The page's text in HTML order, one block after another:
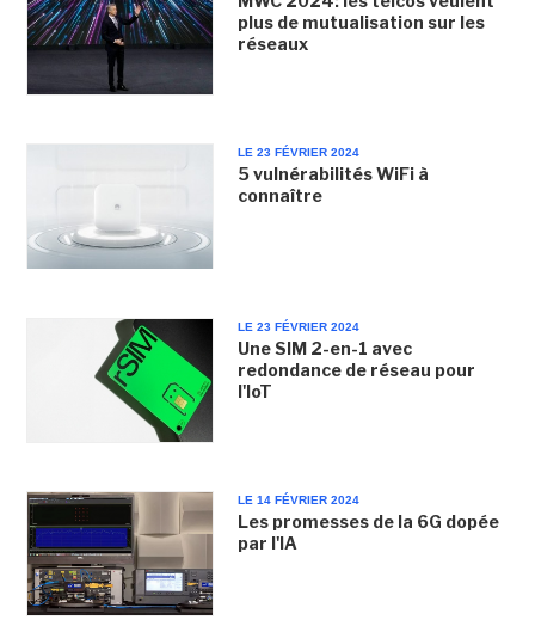
plus de mutualisation sur les
réseaux
LE 23 FÉVRIER 2024
5 vulnérabilités WiFi à
connaître
LE 23 FÉVRIER 2024
Une SIM 2-en-1 avec
redondance de réseau pour
l'IoT
LE 14 FÉVRIER 2024
Les promesses de la 6G dopée
par l'IA